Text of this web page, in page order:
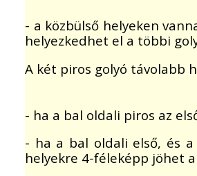
- a közbülső helyeken
helyezkedhet el a többi
A két piros golyó távolabb
- ha a bal oldali piros az
- ha a bal oldali első, és
helyekre 4-féleképp jöhet